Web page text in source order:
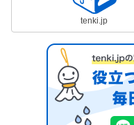
tenki.jp